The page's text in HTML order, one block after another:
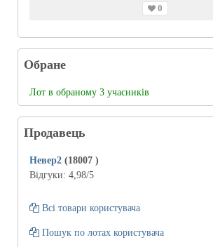
0
Обране
Лот в обраному 3 учасників
Продавець
Невер2 (18007 )
Відгуки: 4,98/5
Всі товари користувача
Пошук по лотах користувача